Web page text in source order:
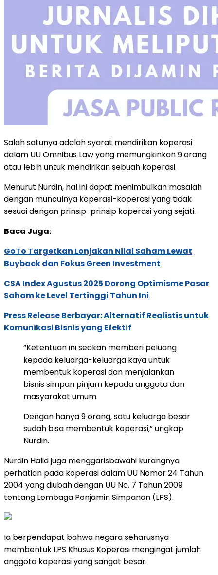
Salah satunya adalah syarat mendirikan koperasi
dalam UU Omnibus Law yang memungkinkan 9 orang
atau lebih untuk mendirikan sebuah koperasi.
Menurut Nurdin, hal ini dapat menimbulkan masalah
dengan munculnya koperasi-koperasi yang tidak
sesuai dengan prinsip-prinsip koperasi yang sejati.
Baca Juga:
GoTo Targetkan Lonjakan Nilai Saham Lewat
Buyback dan Fokus Green Investment
CSA Index Agustus 2025 Dorong Optimisme Pasar
Saham ke Level Tertinggi Tahun Ini
Press Release Berbayar: Alternatif Realistis untuk
Komunikasi Bisnis yang Efektif
“Ketentuan ini seakan memberi peluang
kepada keluarga-keluarga kaya untuk
membentuk koperasi dan menjalankan
bisnis simpan pinjam kepada anggota dan
masyarakat umum.
Dengan hanya 9 orang, satu keluarga besar
sudah bisa membentuk koperasi,” ungkap
Nurdin.
Nurdin Halid juga menggarisbawahi kurangnya
perhatian pada koperasi dalam UU Nomor 24 Tahun
2004 yang diubah dengan UU No. 7 Tahun 2009
tentang Lembaga Penjamin Simpanan (LPS).
Ia berpendapat bahwa negara seharusnya
membentuk LPS Khusus Koperasi mengingat jumlah
anggota koperasi yang sangat besar.